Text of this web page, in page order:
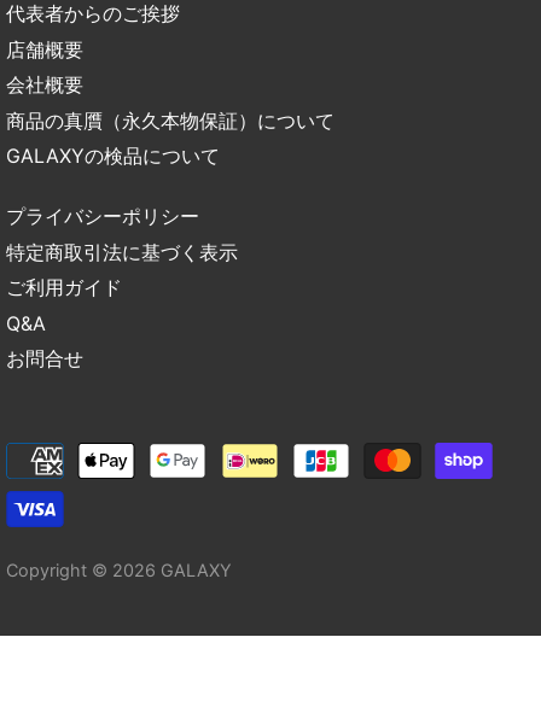
代表者からのご挨拶
店舗概要
会社概要
商品の真贋（永久本物保証）について
GALAXYの検品について
プライバシーポリシー
特定商取引法に基づく表示
ご利用ガイド
Q&A
お問合せ
Copyright © 2026 GALAXY